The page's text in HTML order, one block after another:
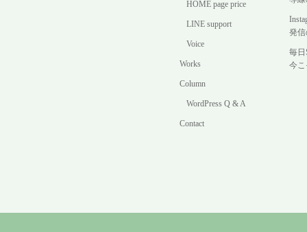
HOME page price
LINE support
Voice
Works
Column
WordPress Q & A
Contact
発
毎日
今